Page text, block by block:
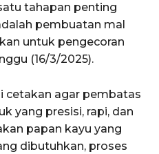
tahapan penting
pembuatan mal
untuk pengecoran
(16/3/2025).
cetakan agar pembatas
yang presisi, rapi, dan
papan kayu yang
dibutuhkan, proses